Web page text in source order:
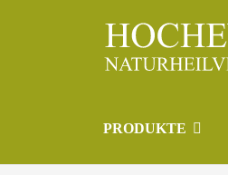
PRODUKTE